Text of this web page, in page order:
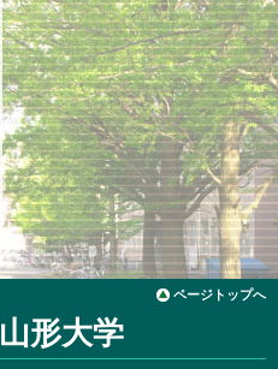
ページトップへ
山形大学